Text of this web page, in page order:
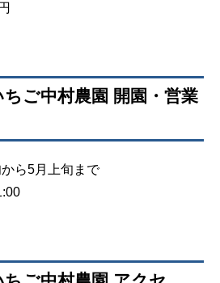
ご中村農園 開園・営業
ら5月上旬まで